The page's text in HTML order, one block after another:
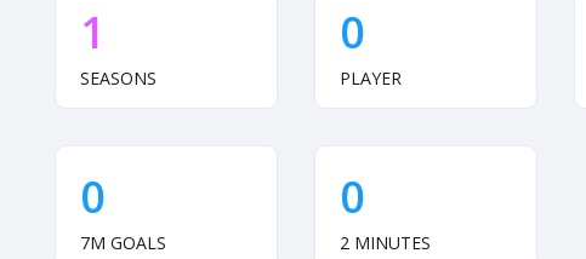
1
SEASONS
0
PLAYER
0
7M GOALS
0
2 MINUTES